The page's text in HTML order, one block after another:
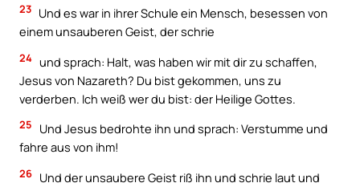
23 Und es war in ihrer Schule ein Mensch, besessen von
einem unsauberen Geist, der schrie
24 und sprach: Halt, was haben wir mit dir zu schaffen,
Jesus von Nazareth? Du bist gekommen, uns zu
verderben. Ich weiß wer du bist: der Heilige Gottes.
25
Und Jesus bedrohte ihn und sprach: Verstumme und
fahre aus von ihm!
26 Und der unsaubere Geist riß ihn und schrie laut und